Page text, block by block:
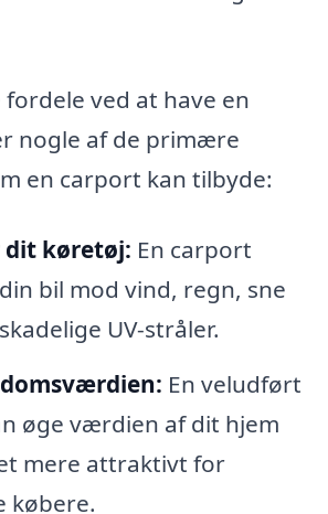
ved at have en
nogle af de primære
en carport kan tilbyde:
dit køretøj: En carport
bil mod vind, regn, sne
UV-stråler.
En veludført
øge værdien af dit hjem
mere attraktivt for
købere.